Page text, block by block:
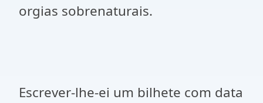
orgias sobrenaturais.
Escrever-lhe-ei um bilhete com data